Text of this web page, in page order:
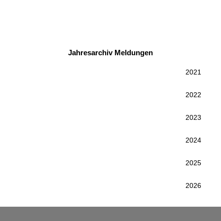
Jahresarchiv Meldungen
2021
2022
2023
2024
2025
2026